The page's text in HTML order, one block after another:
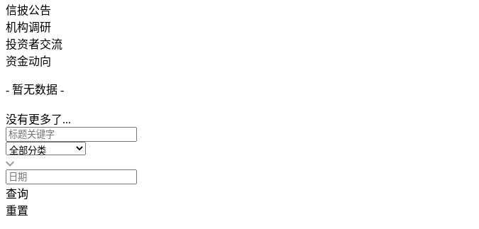
信披公告
机构调研
投资者交流
资金动向
- 暂无数据 -
没有更多了...
查询
重置